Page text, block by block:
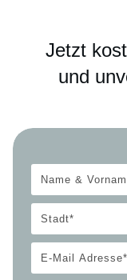
Jetzt
und